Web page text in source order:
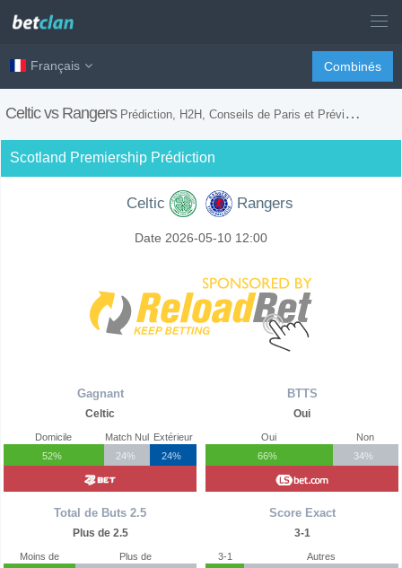
Français Combinés
Celtic vs Rangers Prédiction, H2H, Conseils de Paris et Prévision du Match
Scotland Premiership Prédiction
Celtic Rangers
Date 2026-05-10 12:00
Gagnant
Celtic
Domicile
52%
Match Nul
24%
Extérieur
24%
Total de Buts 2.5
Plus de 2.5
Moins de
Plus de
BTTS
Oui
Oui
66%
Non
34%
Score Exact
3-1
3-1
Autres